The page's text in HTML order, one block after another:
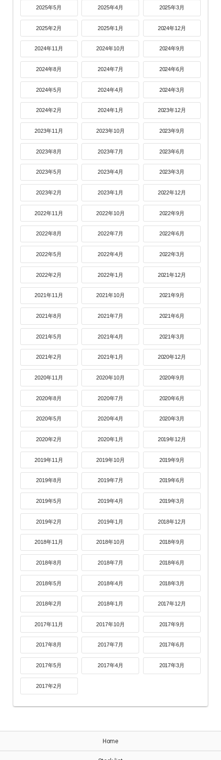
2025年5月 2025年4月 2025年3月
2025年2月 2025年1月 2024年12月
2024年11月 2024年10月 2024年9月
2024年8月 2024年7月 2024年6月
2024年5月 2024年4月 2024年3月
2024年2月 2024年1月 2023年12月
2023年11月 2023年10月 2023年9月
2023年8月 2023年7月 2023年6月
2023年5月 2023年4月 2023年3月
2023年2月 2023年1月 2022年12月
2022年11月 2022年10月 2022年9月
2022年8月 2022年7月 2022年6月
2022年5月 2022年4月 2022年3月
2022年2月 2022年1月 2021年12月
2021年11月 2021年10月 2021年9月
2021年8月 2021年7月 2021年6月
2021年5月 2021年4月 2021年3月
2021年2月 2021年1月 2020年12月
2020年11月 2020年10月 2020年9月
2020年8月 2020年7月 2020年6月
2020年5月 2020年4月 2020年3月
2020年2月 2020年1月 2019年12月
2019年11月 2019年10月 2019年9月
2019年8月 2019年7月 2019年6月
2019年5月 2019年4月 2019年3月
2019年2月 2019年1月 2018年12月
2018年11月 2018年10月 2018年9月
2018年8月 2018年7月 2018年6月
2018年5月 2018年4月 2018年3月
2018年2月 2018年1月 2017年12月
2017年11月 2017年10月 2017年9月
2017年8月 2017年7月 2017年6月
2017年5月 2017年4月 2017年3月
2017年2月
Home